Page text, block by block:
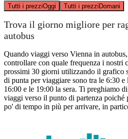
Tutti i prezziOggi Tutti i prezziDomani
Trova il giorno migliore per
autobus
Quando viaggi verso Vienna in
controllare con quale frequenza i nostri
prossimi 30 giorni utilizzando il grafico
di punta per viaggiare sono tra le 6:30
16:00 e le 19:00 la sera. Ti preghiamo
viaggi verso il punto di partenza poiché
po' di tempo in più per arrivare, in